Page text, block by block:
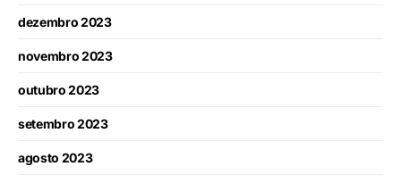
dezembro 2023
novembro 2023
outubro 2023
setembro 2023
agosto 2023